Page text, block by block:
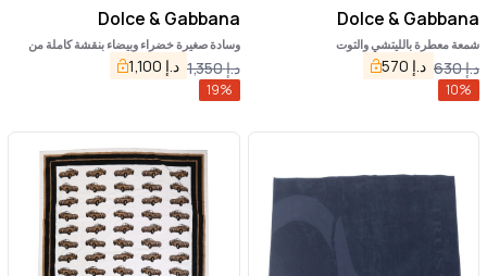
Dolce & Gabbana
شمعة معطرة بالليتشي والتوت
د.إ630 د.إ 570
10%
Dolce & Gabbana
وسادة صغيرة خضراء وبيضاء بنقشة كاملة من
القطن للمنزلد.إ1,350 د.إ 1,100
19%